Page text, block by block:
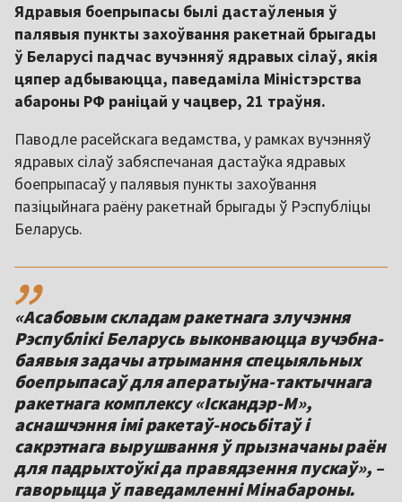
Ядравыя боепрыпасы былі дастаўленыя ў
палявыя пункты захоўвання ракетнай брыгады
ў Беларусі падчас вучэнняў ядравых сілаў, якія
цяпер адбываюцца, паведаміла Міністэрства
абароны РФ раніцай у чацвер, 21 траўня.
Паводле расейскага ведамства, у рамках вучэнняў
ядравых сілаў забяспечаная дастаўка ядравых
боепрыпасаў у палявыя пункты захоўвання
пазіцыйнага раёну ракетнай брыгады ў Рэспубліцы
Беларусь.
,,
«Асабовым складам ракетнага злучэння
Рэспублікі Беларусь выконваюцца вучэбна-
баявыя задачы атрымання спецыяльных
боепрыпасаў для аператыўна-тактычнага
ракетнага комплексу «Іскандэр-М»,
аснашчэння імі ракетаў-носьбітаў і
сакрэтнага вырушвання ў прызначаны раён
для падрыхтоўкі да правядзення пускаў», –
гаворыцца ў паведамленні Мінабароны.